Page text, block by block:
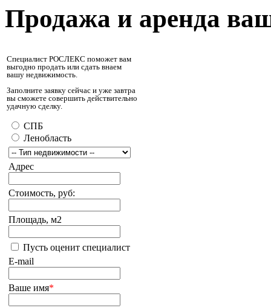
Продажа и аренда
Специалист РОСЛЕКС поможет вам
выгодно продать или сдать внаем
вашу недвижимость.
Заполните заявку сейчас и уже завтра
вы сможете совершить действительно
удачную сделку.
СПБ
Ленобласть
Адрес
Стоимость, руб:
Площадь, м2
Пусть оценит специалист
E-mail
Ваше имя*